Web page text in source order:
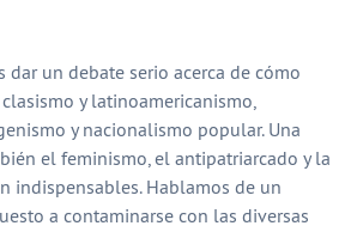
dar un debate serio acerca de cómo
y latinoamericanismo,
y nacionalismo popular. Una
el feminismo, el antipatriarcado y la
indispensables. Hablamos de un
a contaminarse con las diversas